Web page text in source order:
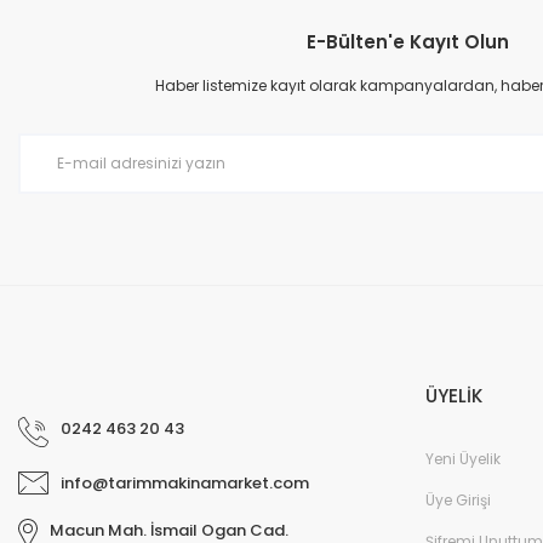
Ürün resmi kalitesiz, bozuk veya görüntülenemiyor.
Ürün açıklamasında eksik bilgiler bulunuyor.
E-Bülten'e Kayıt Olun
Haber listemize kayıt olarak kampanyalardan,
0242 463 20 43
info@tarimmakinamarket.com
Macun Mah. İsmail Ogan Cad.
ÜYELİK
Yeni Üyelik
Üye Girişi